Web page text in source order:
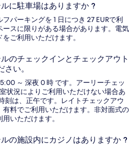
に駐車場はありますか ?
パーキングを 1 日につき 27 EURで利
ースに限りがある場合があります。電気
ご利用いただけます。
のチェックインとチェックアウト
い。
～ 深夜 0 時 です。アーリーチェッ
状況によりご利用いただけない場合あ
刻は、正午です。レイトチェックアウ
有料でご利用いただけます。非対面式の
いただけます。
の施設内にカジノはありますか ?